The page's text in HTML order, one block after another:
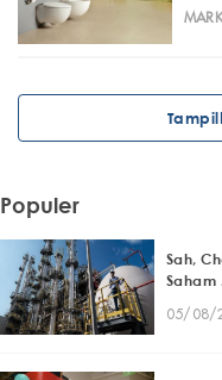
Populer
Sah,
Saham
05/08/